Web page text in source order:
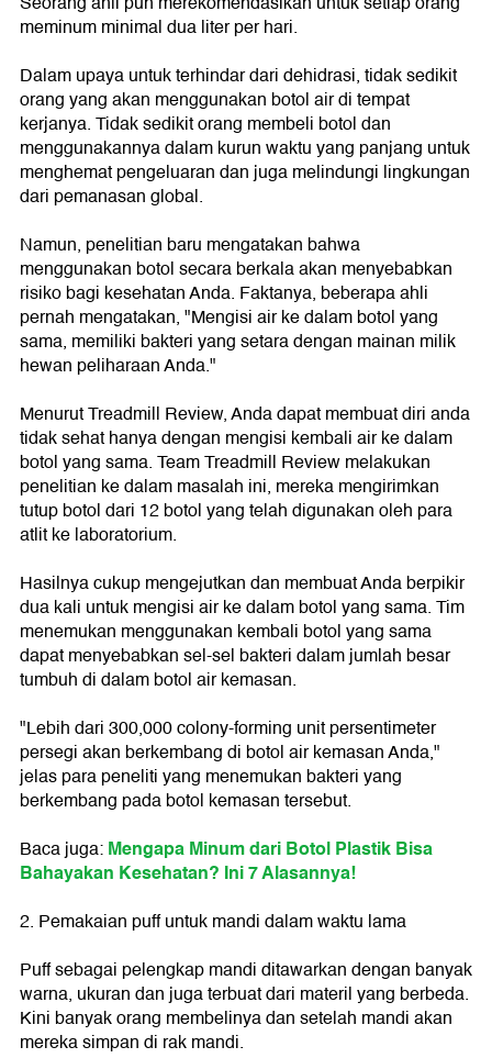
meminum minimal dua liter per hari.
Dalam upaya untuk terhindar dari dehidrasi, tidak sedikit
orang yang akan menggunakan botol air di tempat
kerjanya. Tidak sedikit orang membeli botol dan
menggunakannya dalam kurun waktu yang panjang untuk
menghemat pengeluaran dan juga melindungi lingkungan
dari pemanasan global.
Namun, penelitian baru mengatakan bahwa
menggunakan botol secara berkala akan menyebabkan
risiko bagi kesehatan Anda. Faktanya, beberapa ahli
pernah mengatakan, "Mengisi air ke dalam botol yang
sama, memiliki bakteri yang setara dengan mainan milik
hewan peliharaan Anda."
Menurut Treadmill Review, Anda dapat membuat diri anda
tidak sehat hanya dengan mengisi kembali air ke dalam
botol yang sama. Team Treadmill Review melakukan
penelitian ke dalam masalah ini, mereka mengirimkan
tutup botol dari 12 botol yang telah digunakan oleh para
atlit ke laboratorium.
Hasilnya cukup mengejutkan dan membuat Anda berpikir
dua kali untuk mengisi air ke dalam botol yang sama. Tim
menemukan menggunakan kembali botol yang sama
dapat menyebabkan sel-sel bakteri dalam jumlah besar
tumbuh di dalam botol air kemasan.
"Lebih dari 300,000 colony-forming unit persentimeter
persegi akan berkembang di botol air kemasan Anda,"
jelas para peneliti yang menemukan bakteri yang
berkembang pada botol kemasan tersebut.
Baca juga:Mengapa Minum dari Botol Plastik Bisa
Bahayakan Kesehatan? Ini 7 Alasannya!
2. Pemakaian puff untuk mandi dalam waktu lama
Puff sebagai pelengkap mandi ditawarkan dengan banyak
warna, ukuran dan juga terbuat dari materil yang berbeda.
Kini banyak orang membelinya dan setelah mandi akan
mereka simpan di rak mandi.